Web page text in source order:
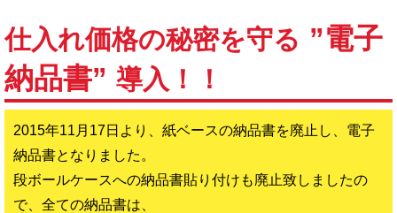
仕入れ価格の秘密を守る ”電子
納品書” 導入！！
2015年11月17日より、紙ベースの納品書を廃止し、電子
納品書となりました。
段ボールケースへの納品書貼り付けも廃止致しましたの
で、全ての納品書は、